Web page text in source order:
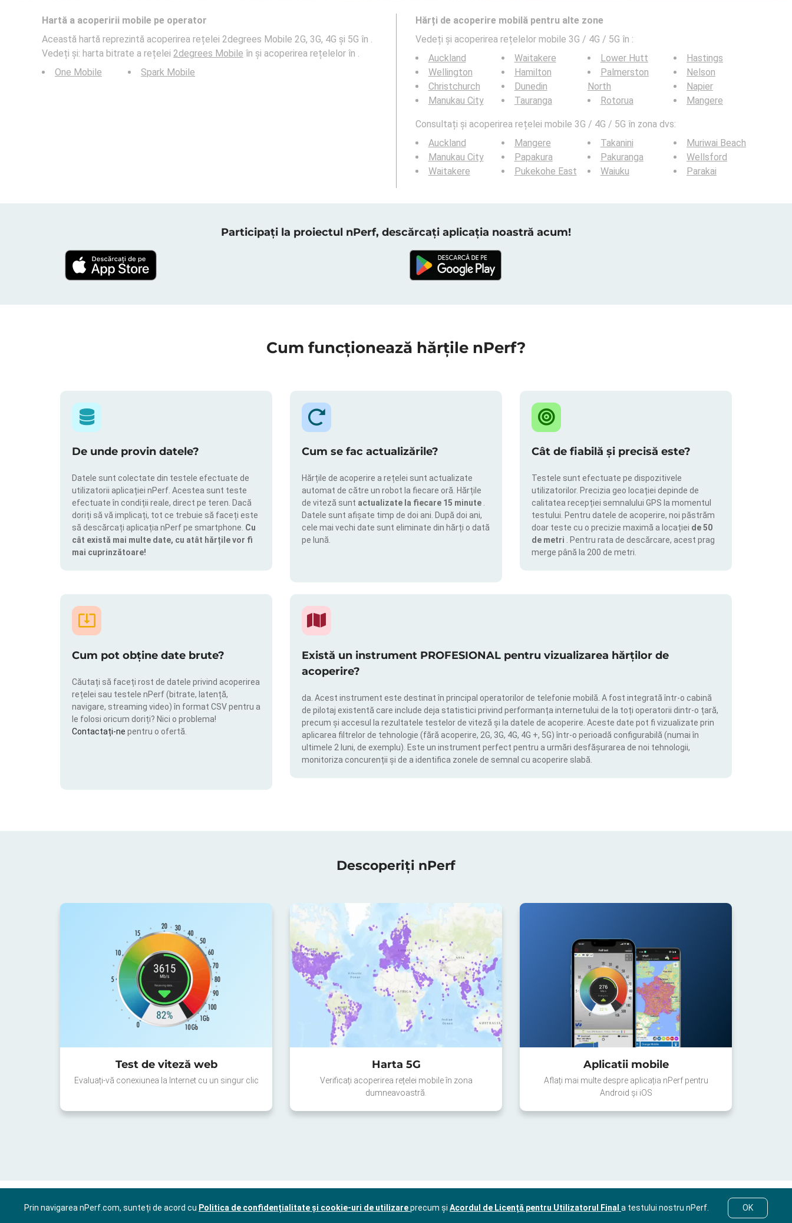
Hartă a acoperirii mobile pe operator
Această hartă reprezintă acoperirea rețelei 2degrees Mobile 2G, 3G, 4G și 5G în .
Vedeți și: harta bitrate a rețelei 2degrees Mobile în și acoperirea rețelelor în .
One Mobile
Spark Mobile
Hărți de acoperire mobilă pentru alte zone
Vedeți și acoperirea rețelelor mobile 3G / 4G / 5G în :
Auckland
Wellington
Christchurch
Manukau City
Waitakere
Hamilton
Dunedin
Tauranga
Lower Hutt
Palmerston
North
Rotorua
Hastings
Nelson
Napier
Mangere
Consultați și acoperirea rețelei mobile 3G / 4G / 5G în zona dvs:
Auckland
Manukau City
Waitakere
Mangere
Papakura
Pukekohe East
Takanini
Pakuranga
Waiuku
Muriwai Beach
Wellsford
Parakai
Participați la proiectul nPerf, descărcați aplicația noastră acum!
Cum funcționează hărțile nPerf?
De unde provin datele?
Datele sunt colectate din testele efectuate de
utilizatorii aplicației nPerf. Acestea sunt teste
efectuate în condiții reale, direct pe teren. Dacă
doriți să vă implicați, tot ce trebuie să faceți este
să descărcați aplicația nPerf pe smartphone. Cu
cât există mai multe date, cu atât hărțile vor fi
mai cuprinzătoare!
Cum se fac actualizările?
Hărțile de acoperire a rețelei sunt actualizate
automat de către un robot la fiecare oră. Hărțile
de viteză sunt actualizate la fiecare 15 minute
Datele sunt afișate timp de doi ani. După doi ani,
cele mai vechi date sunt eliminate din hărți o dată
pe lună.
Cât de fiabilă și precisă este?
Testele sunt efectuate pe dispozitivele
utilizatorilor. Precizia geo locației depinde de
calitatea recepției semnalului GPS la momentul
testului. Pentru datele de acoperire, noi păstrăm
doar teste cu o precizie maximă a locației de 50
de metri
. Pentru rata de descărcare, acest prag
merge până la 200 de metri.
Cum pot obține date brute?
Căutați să faceți rost de datele privind acoperirea
rețelei sau testele nPerf (bitrate, latență,
navigare, streaming video) în format CSV pentru a
le folosi oricum doriți? Nici o problema!
Contactați-ne pentru o ofertă.
Există un instrument PROFESIONAL pentru vizualizarea hărților de
acoperire?
da. Acest instrument este destinat în principal operatorilor de telefonie mobilă. A fost integrată într-o cabină
de pilotaj existentă care include deja statistici privind performanța internetului de la toți operatorii dintr-o țară,
precum și accesul la rezultatele testelor de viteză și la datele de acoperire. Aceste date pot fi vizualizate prin
aplicarea filtrelor de tehnologie (fără acoperire, 2G, 3G, 4G, 4G +, 5G) într-o perioadă configurabilă (numai în
ultimele 2 luni, de exemplu). Este un instrument perfect pentru a urmări desfășurarea de noi tehnologii,
monitoriza concurenții și de a identifica zonele de semnal cu acoperire slabă.
Descoperiți nPerf
Test de viteză web
Evaluați-vă conexiunea la Internet cu un singur clic
Harta 5G
Verificați acoperirea rețelei mobile în zona
dumneavoastră.
Aplicatii mobile
Aflați mai multe despre aplicația nPerf pentru
Android și iOS
Prin navigarea nPerf.com, sunteți de acord cu Politica de confidențialitate și cookie-uri de utilizareprecum și Acordul de Licență pentru Utilizatorul Final a testului nostru nPerf. OK